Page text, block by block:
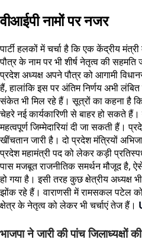
वीआईपी नामों पर नजर
पार्टी हलकों में चर्चा है कि एक केंद्रीय
पौत्र के नाम पर भी शीर्ष नेतृत्व की सहमति
प्रदेश अध्यक्ष अपने पौत्र को आगामी
हैं, हालांकि इस पर अंतिम निर्णय अभी
संकेत भी मिल रहे हैं। सूत्रों का कहना है
चेहरे नई कार्यकारिणी से बाहर हो सकते
महत्वपूर्ण जिम्मेदारियां दी जा सकती हैं।
खींचतान जारी है। दो प्रदेश मंत्रियों
प्रदेश महामंत्री पद को लेकर कड़ी
पास मजबूत राजनीतिक समर्थन मौजूद है,
हो गया है। इसी तरह कुछ क्षेत्रीय अध्यक्ष
झोंक रहे हैं। वाराणसी में रामसकल पटेल को
क्षेत्र के नेतृत्व को लेकर भी चर्चाएं तेज हैं।
भाजपा ने जारी की पांच जिलाध्यक्षों